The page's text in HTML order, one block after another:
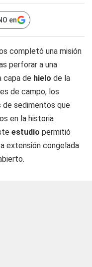
en
completó una misión
perforar a una
capa de hielo de la
de campo, los
sedimentos que
en la historia
estudio permitió
extensión congelada